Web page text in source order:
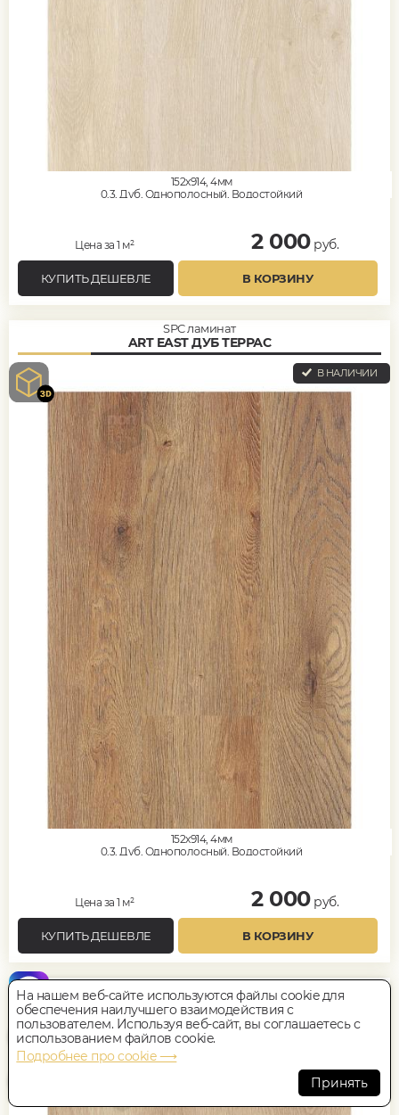
152x914, 4мм
0,3, Дуб, Однополосный, Водостойкий
Цена за 1 м² 2 000руб.
КУПИТЬ ДЕШЕВЛЕ В КОРЗИНУ
SPC ламинат
ART EAST ДУБ ТЕРРАС
В НАЛИЧИИ
152x914, 4мм
0,3, Дуб, Однополосный, Водостойкий
Цена за 1 м² 2 000руб.
КУПИТЬ ДЕШЕВЛЕ В КОРЗИНУ
ART EAST ДУБ АБЕРДИН
В НАЛИЧИИ
На нашем веб-сайте используются файлы cookie для
обеспечения наилучшего взаимодействия с
пользователем. Используя веб-сайт, вы соглашаетесь с
использованием файлов cookie.
Подробнее про cookie ⟶
Принять